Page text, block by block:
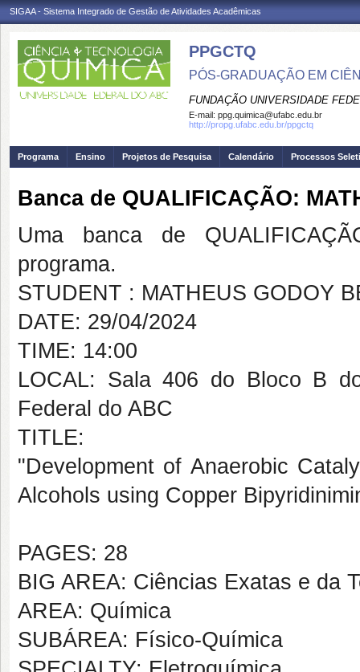
SIGAA - Sistema Integrado de Gestão de Atividades Acadêmicas
PPGCTQ
PÓS-GRADUAÇÃO EM
FUNDAÇÃO UNIVERSIDADE
E-mail: ppg.quimica@ufabc.edu.br
http://propg.ufabc.edu.br/ppgctq
Programa Ensino Projetos de Pesquisa Calendário Processos
Banca de QUALIFICAÇÃO:
Uma banca de
programa.
STUDENT : MATHEUS GODOY
DATE: 29/04/2024
TIME: 14:00
LOCAL: Sala 406 do Bloco B
Federal do ABC
TITLE:
"Development of Anaerobic
Alcohols using Copper
PAGES: 28
BIG AREA: Ciências Exatas e da
AREA: Química
SUBÁREA: Físico-Química